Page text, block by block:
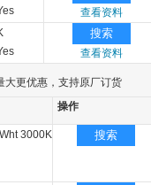
查看资料
搜索
查看资料
更优惠，支持原厂订货
操作
3000K
搜索